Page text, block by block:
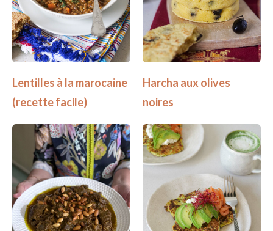
Lentilles à la marocaine
(recette facile)
Harcha aux olives
noires